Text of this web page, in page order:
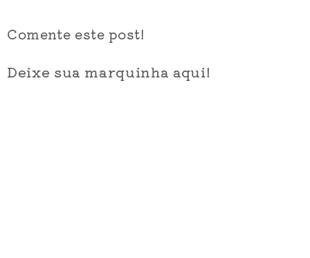
Comente este post!
Deixe sua marquinha aqui!